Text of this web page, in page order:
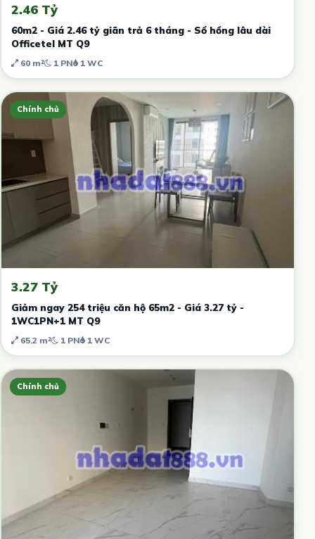
2.46 Tỷ
60m2 - Giá 2.46 tỷ giãn trả 6 tháng - Sổ hồng lâu dài
Officetel MT Q9
60 m² 1 PN 1 WC
Chính chủ
3.27 Tỷ
Giảm ngay 254 triệu căn hộ 65m2 - Giá 3.27 tỷ -
1WC1PN+1 MT Q9
65.2 m² 1 PN 1 WC
Chính chủ